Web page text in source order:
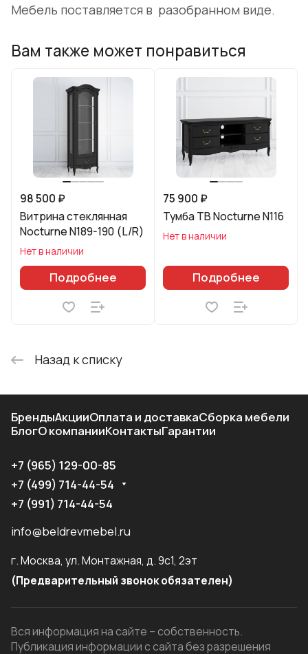
Мебель поставляется в разобранном виде.
Вам также может понравиться
98 500 ₽
Витрина стеклянная
Nocturne N189-190 (L/R)
Нет в наличии
Подробнее
75 900 ₽
Тумба ТВ Nocturne N116
Нет в наличии
Подробнее
Назад к списку
БрендыАкцииОплата и доставкаСборка мебели
БлогО компанииКонтактыГарантии
+7 (965) 129-00-85
+7 (499) 714-44-54
+7 (991) 714-44-54
info@beldrevmebel.ru
г. Москва, ул. Монтажная, д. 9с1, 2эт
(Предварительный звонок обязателен)
Вся информация на сайте – собственность.
Публикация информации с сайта без разрешения